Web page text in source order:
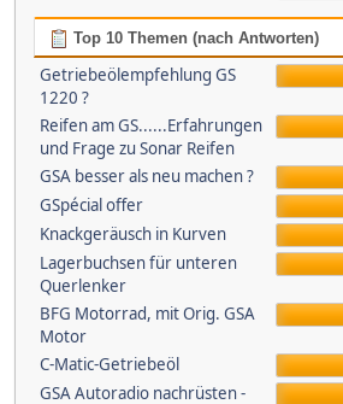
Top 10 Themen (nach Antworten)
Getriebeölempfehlung GS
1220 ?
Reifen am GS......Erfahrungen
und Frage zu Sonar Reifen
GSA besser als neu machen ?
GSpécial offer
Knackgeräusch in Kurven
Lagerbuchsen für unteren
Querlenker
BFG Motorrad, mit Orig. GSA
Motor
C-Matic-Getriebeöl
GSA Autoradio nachrüsten -